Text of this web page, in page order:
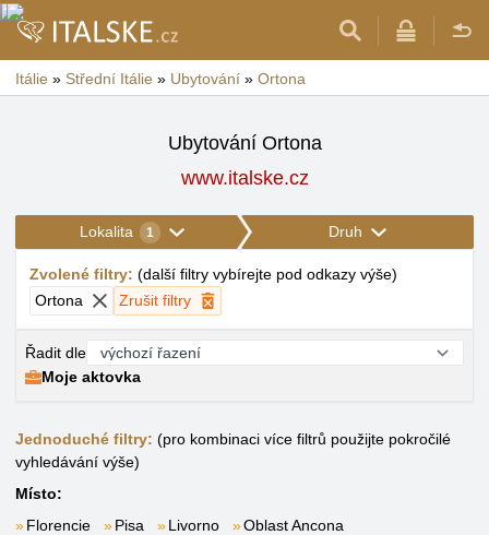
Itálie » Střední Itálie » Ubytování » Ortona
Ubytování Ortona
www.italske.cz
Lokalita 1 Druh
Zvolené filtry: (další filtry vybírejte pod odkazy výše)
Ortona
Zrušit filtry
Řadit dle
Moje aktovka
Jednoduché filtry: (pro kombinaci více filtrů použijte pokročilé
vyhledávání výše)
Místo:
Florencie
Pisa Livorno
Oblast Ancona